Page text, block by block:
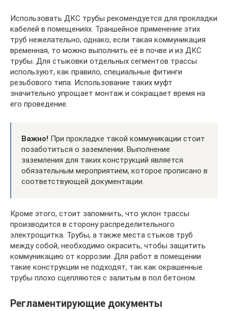
Использовать ДКС трубы рекомендуется для прокладки
кабелей в помещениях. Траншейное применение этих
труб нежелательно, однако, если такая коммуникация
временная, то можно выполнить её в почве и из ДКС
трубы. Для стыковки отдельных сегментов трассы
используют, как правило, специальные фитинги
резьбового типа. Использование таких муфт
значительно упрощает монтаж и сокращает время на
его проведение.
Важно! При прокладке такой коммуникации стоит
позаботиться о заземлении. Выполнение
заземления для таких конструкций является
обязательным мероприятием, которое прописано в
соответствующей документации.
Кроме этого, стоит запомнить, что уклон трассы
производится в сторону распределительного
электрощитка. Трубы, а также места стыков труб
между собой, необходимо окрасить, чтобы защитить
коммуникацию от коррозии. Для работ в помещении
такие конструкции не подходят, так как окрашенные
трубы плохо сцепляются с залитым в пол бетоном.
Регламентирующие документы